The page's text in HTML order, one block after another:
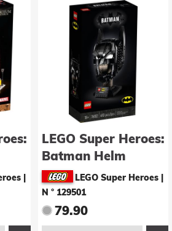
LEGO Super Heroes:
Batman Helm
(76182)LEGO Super Heroes
N ° 129501
79.90